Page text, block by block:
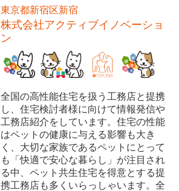
東京都新宿区新宿
株式会社アクティブイノベーショ
ン
全国の高性能住宅を扱う工務店と提携
し、住宅検討者様に向けて情報発信や
工務店紹介をしています。住宅の性能
はペットの健康に与える影響も大き
く、大切な家族であるペットにとって
も「快適で安心な暮らし」が注目され
る中、ペット共生住宅を得意とする提
携工務店も多くいらっしゃいます。全